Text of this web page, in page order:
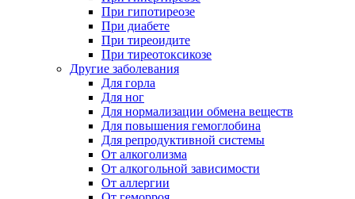
При гипотиреозе
При диабете
При тиреоидите
При тиреотоксикозе
Другие заболевания
Для горла
Для ног
Для нормализации обмена веществ
Для повышения гемоглобина
Для репродуктивной системы
От алкоголизма
От алкогольной зависимости
От аллергии